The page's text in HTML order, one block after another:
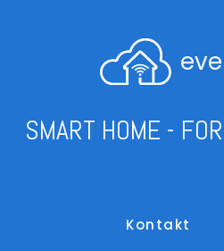
SMART HOME -
Kontakt